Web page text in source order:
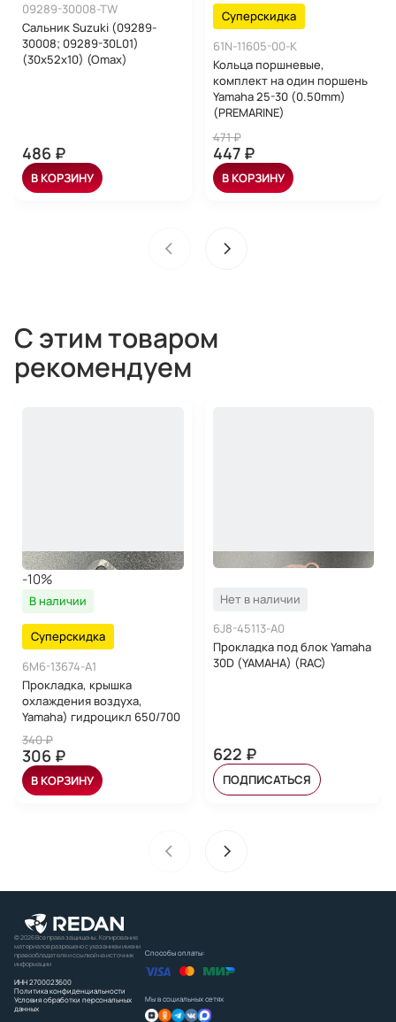
09289-30008-TW
Сальник Suzuki (09289-
30008; 09289-30L01)
(30x52x10) (Omax)
486 ₽
В КОРЗИНУ
Суперскидка
61N-11605-00-K
Кольца поршневые,
комплект на один поршень
Yamaha 25-30 (0.50mm)
(PREMARINE)
471 ₽
447 ₽
В КОРЗИНУ
С этим товаром
рекомендуем
-10%
В наличии
Суперскидка
6M6-13674-A1
Прокладка, крышка
охлаждения воздуха,
Yamaha) гидроцикл 650/700
340 ₽
306 ₽
В КОРЗИНУ
Нет в наличии
6J8-45113-A0
Прокладка под блок Yamaha
30D (YAMAHA) (RAC)
622 ₽
ПОДПИСАТЬСЯ
© 2026 Все права защищены. Копирование
материалов разрешено с указанием имени
правообладателя и ссылкой на источник
информации
ИНН 2700023600
Политика конфиденциальности
Условия обработки персональных
данных
Способы оплаты:
Мы в социальных сетях